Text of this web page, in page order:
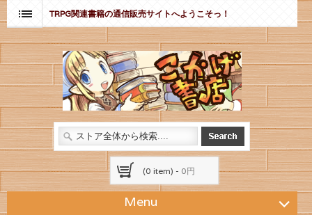
TRPG関連書籍の通信販売サイトへようこそっ！
(0 item) - 0円
Menu